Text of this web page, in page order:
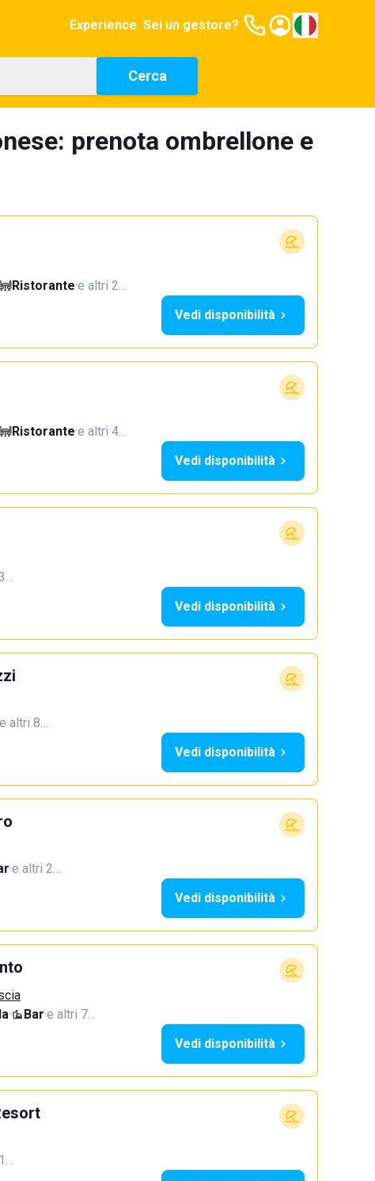
Experience Sei un gestore?
Cerca
prenota ombrellone e
Ristorante·e altri 2…
Vedi disponibilità
Ristorante·e altri 4…
Vedi disponibilità
Vedi disponibilità
e altri 8…
Vedi disponibilità
·e altri 2…
Vedi disponibilità
· Bar·e altri 7…
Vedi disponibilità